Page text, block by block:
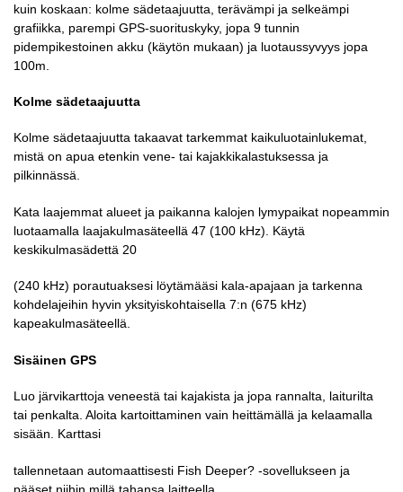
kuin koskaan: kolme sädetaajuutta, terävämpi ja selkeämpi
grafiikka, parempi GPS-suorituskyky, jopa 9 tunnin
pidempikestoinen akku (käytön mukaan) ja luotaussyvyys jopa
100m.
Kolme sädetaajuutta
Kolme sädetaajuutta takaavat tarkemmat kaikuluotainlukemat,
mistä on apua etenkin vene- tai kajakkikalastuksessa ja
pilkinnässä.
Kata laajemmat alueet ja paikanna kalojen lymypaikat nopeammin
luotaamalla laajakulmasäteellä 47 (100 kHz). Käytä
keskikulmasädettä 20
(240 kHz) porautuaksesi löytämääsi kala-apajaan ja tarkenna
kohdelajeihin hyvin yksityiskohtaisella 7:n (675 kHz)
kapeakulmasäteellä.
Sisäinen GPS
Luo järvikarttoja veneestä tai kajakista ja jopa rannalta, laiturilta
tai penkalta. Aloita kartoittaminen vain heittämällä ja kelaamalla
sisään. Karttasi
tallennetaan automaattisesti Fish Deeper? -sovellukseen ja
pääset niihin millä tahansa laitteella.